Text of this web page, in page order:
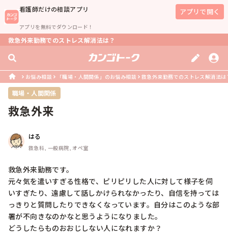
看護師だけの相談アプリ
アプリを無料でダウンロード！
アプリで開く
救急外来勤務でのストレス解消法は？
お悩み相談 「職場・人間関係」のお悩み相談 救急外来勤務でのストレス解消法は
職場・人間関係
救急外来
はる
救急科, 一般病院, オペ室
救急外来勤務です。
元々気を遣いすぎる性格で、ピリピリした人に対して様子を伺
いすぎたり、遠慮して話しかけられなかったり、自信を持っては
っきりと質問したりできなくなっています。自分はこのような部
署が不向きなのかなと思うようになりました。
どうしたらものおおじしない人になれますか？